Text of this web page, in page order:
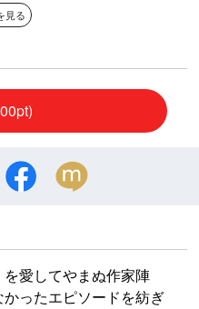
見る
愛してやまぬ作家陣
ったエピソードを紡ぎ